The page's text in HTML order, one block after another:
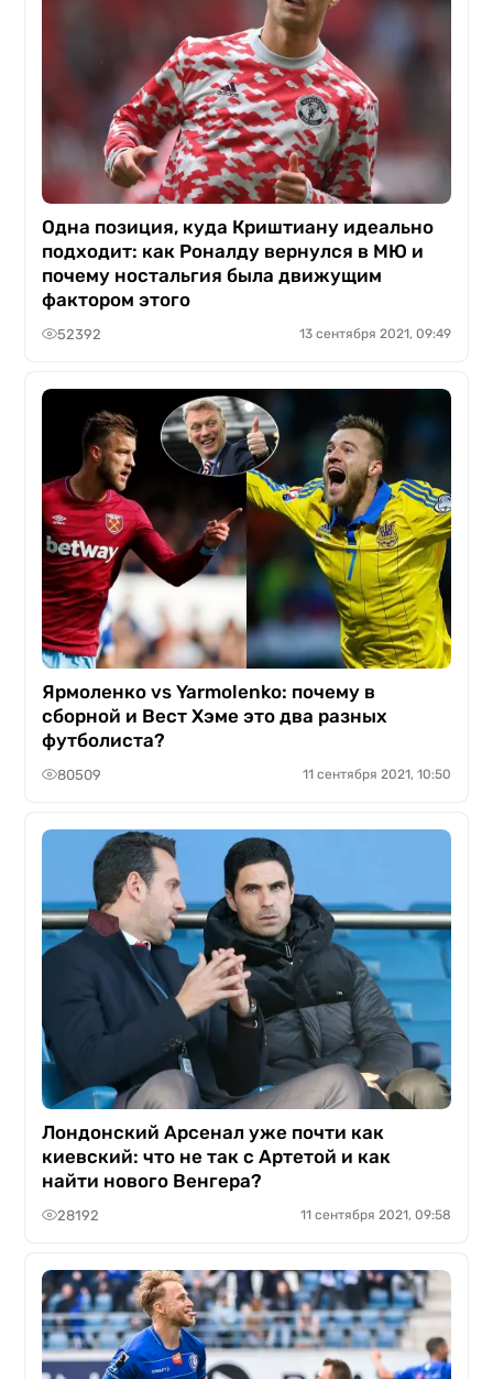
Одна позиция, куда Криштиану идеально
подходит: как Роналду вернулся в МЮ и
почему ностальгия была движущим
фактором этого
52392 13 сентября 2021, 09:49
Ярмоленко vs Yarmolenko: почему в
сборной и Вест Хэме это два разных
футболиста?
80509 11 сентября 2021, 10:50
Лондонский Арсенал уже почти как
киевский: что не так с Артетой и как
найти нового Венгера?
28192 11 сентября 2021, 09:58